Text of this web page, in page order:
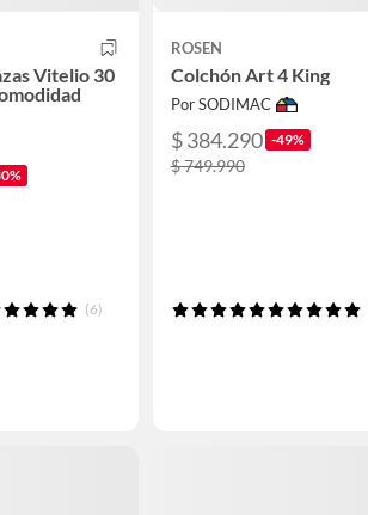
Vitelio 30
(6)
ROSEN
Colchón Art 4 King
Por SODIMAC
$ 384.290 -49%
$ 749.990